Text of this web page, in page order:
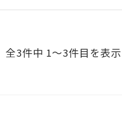
全3件中 1〜3件目を表示